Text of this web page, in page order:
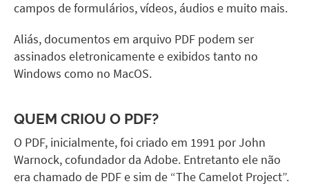
campos de formulários, vídeos, áudios e muito mais.
Aliás, documentos em arquivo PDF podem ser
assinados eletronicamente e exibidos tanto no
Windows como no MacOS.
QUEM CRIOU O PDF?
O PDF, inicialmente, foi criado em 1991 por John
Warnock, cofundador da Adobe. Entretanto ele não
era chamado de PDF e sim de “The Camelot Project”.